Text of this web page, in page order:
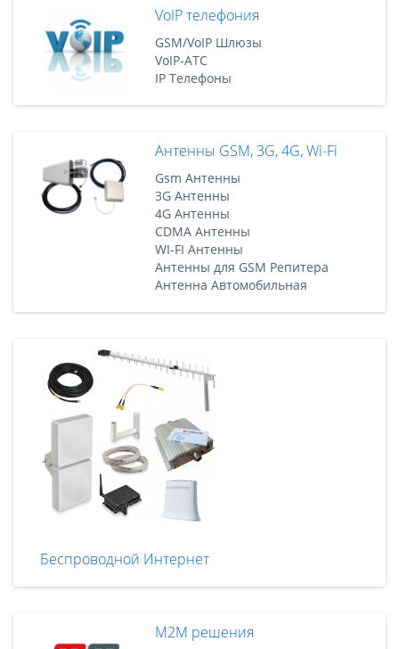
VoIP телефония
GSM/VoIP Шлюзы
VoIP-АТС
IP Телефоны
Антенны GSM, 3G, 4G, Wi-Fi
Gsm Антенны
3G Антенны
4G Антенны
CDMA Антенны
WI-FI Антенны
Антенны для GSM Репитера
Антенна Автомобильная
Беспроводной Интернет
M2M решения